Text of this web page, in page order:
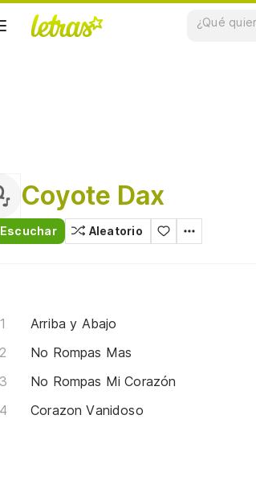
Coyote Dax
Escuchar Aleatorio
Arriba y Abajo
No Rompas Mas
No Rompas Mi Corazón
Corazon Vanidoso